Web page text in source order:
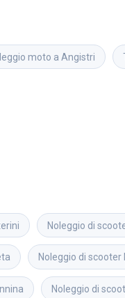
moto a Angistri
Noleggio di
Noleggio di scooter
Noleggio di